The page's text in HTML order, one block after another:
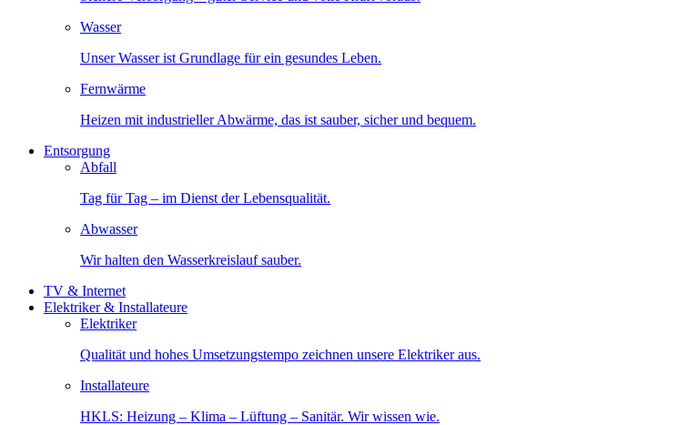
Wasser
Unser Wasser ist Grundlage für ein gesundes Leben.
Fernwärme
Heizen mit industrieller Abwärme, das ist sauber, sicher und bequem.
Entsorgung
Abfall
Tag für Tag – im Dienst der Lebensqualität.
Abwasser
Wir halten den Wasserkreislauf sauber.
TV & Internet
Elektriker & Installateure
Elektriker
Qualität und hohes Umsetzungstempo zeichnen unsere Elektriker aus.
Installateure
HKLS: Heizung – Klima – Lüftung – Sanitär. Wir wissen wie.